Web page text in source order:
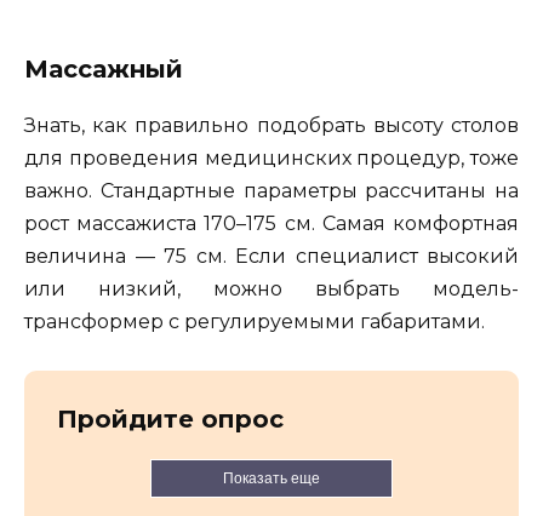
Массажный
Знать, как правильно подобрать высоту столов
для проведения медицинских процедур, тоже
важно. Стандартные параметры рассчитаны на
рост массажиста 170–175 см. Самая комфортная
величина — 75 см. Если специалист высокий
или низкий, можно выбрать модель-
трансформер с регулируемыми габаритами.
Пройдите опрос
Показать еще